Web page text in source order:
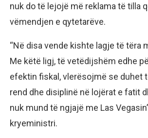
nuk do të lejojë më reklama të tilla
vëmendjen e qytetarëve.
“Në disa vende kishte lagje të tëra
Me këtë ligj, të vetëdijshëm edhe
efektin fiskal, vlerësojmë se duhet
rend dhe disiplinë në lojërat e fatit
nuk mund të ngjajë me Las
kryeministri.